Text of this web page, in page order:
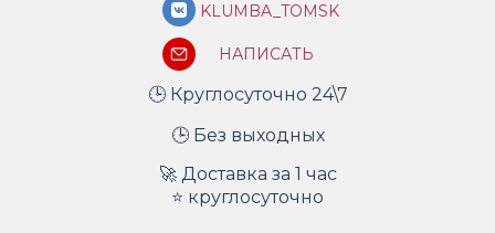
KLUMBA_TOMSK
НАПИСАТЬ
🕒 Круглосуточно 24\7
🕒 Без выходных
🚀 Доставка за 1 час
⭐ круглосуточно